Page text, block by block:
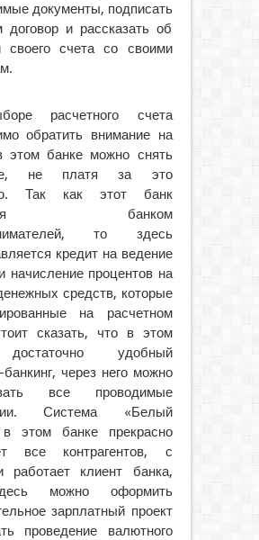
документы, подписать
договор и рассказать об
своего счета со своими
расчетного счета
обратить внимание на
этом банке можно снять
не платя за это
Так как этот банк
банком
то здесь
кредит на ведение
начисление процентов на
средств, которые
на расчетном
сказать, что в этом
удобный
банкинг, через него можно
все проводимые
Система «Белый
в этом банке прекрасно
все контрагентов, с
работает клиент банка,
можно оформить
зарплатный проект
проведение валютного